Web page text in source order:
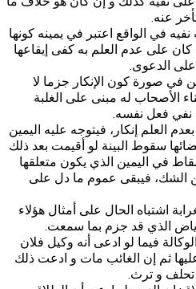
عنه.
في الواقع اعتبر في يمينه كونها
على عدم العلم به كفى إيقاعها
الدعوى.
في صورة كون الإنكار جزما لا
الأصحاب له مبنى على الغلبة
نفي فعل نفسه.
العلم إنكار، فيتوجه عليه اليمين
سقوط البينة لو أقيمت بعد ذلك
في اليمين الذي يكون متعلقها
الشك، فيبقى عموم ما دل على
اشتباه الحال على أمثال هؤلاء
الذي قد جزم بما سمعت.
فيما لو ادعى أنه وكيل فلان
ثم إن الغائب مات و ادعت ذلك
تحلف و ترث.